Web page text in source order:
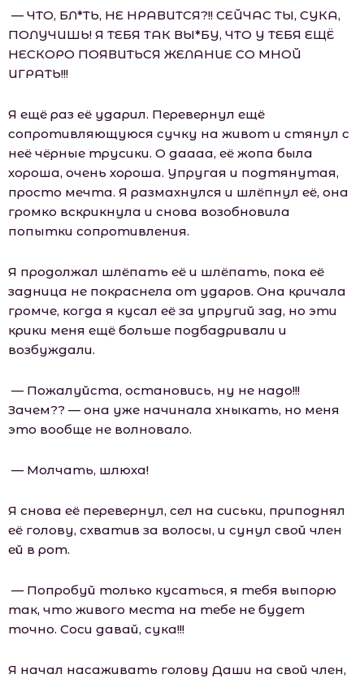
— ЧТО, БЛ*ТЬ, НЕ НРАВИТСЯ?!! СЕЙЧАС ТЫ, СУКА,
ПОЛУЧИШЬ! Я ТЕБЯ ТАК ВЫ*БУ, ЧТО У ТЕБЯ ЕЩЁ
НЕСКОРО ПОЯВИТЬСЯ ЖЕЛАНИЕ СО МНОЙ
ИГРАТЬ!!!
Я ещё раз её ударил. Перевернул ещё
сопротивляющуюся сучку на живот и стянул с
неё чёрные трусики. О даааа, её жопа была
хороша, очень хороша. Упругая и подтянутая,
просто мечта. Я размахнулся и шлёпнул её, она
громко вскрикнула и снова возобновила
попытки сопротивления.
Я продолжал шлёпать её и шлёпать, пока её
задница не покраснела от ударов. Она кричала
громче, когда я кусал её за упругий зад, но эти
крики меня ещё больше подбадривали и
возбуждали.
— Пожалуйста, остановись, ну не надо!!!
Зачем?? — она уже начинала хныкать, но меня
это вообще не волновало.
— Молчать, шлюха!
Я снова её перевернул, сел на сиськи, приподнял
её голову, схватив за волосы, и сунул свой член
ей в рот.
— Попробуй только кусаться, я тебя выпорю
так, что живого места на тебе не будет
точно. Соси давай, сука!!!
Я начал насаживать голову Даши на свой член,